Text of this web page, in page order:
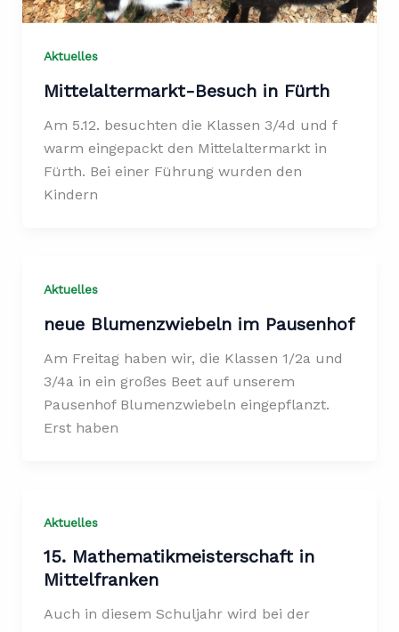
Aktuelles
Mittelaltermarkt-Besuch in Fürth
Am 5.12. besuchten die Klassen 3/4d und f
warm eingepackt den Mittelaltermarkt in
Fürth. Bei einer Führung wurden den
Kindern
Aktuelles
neue Blumenzwiebeln im Pausenhof
Am Freitag haben wir, die Klassen 1/2a und
3/4a in ein großes Beet auf unserem
Pausenhof Blumenzwiebeln eingepflanzt.
Erst haben
Aktuelles
15. Mathematikmeisterschaft in
Mittelfranken
Auch in diesem Schuljahr wird bei der